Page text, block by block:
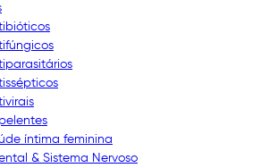
íntima feminina
& Sistema Nervoso